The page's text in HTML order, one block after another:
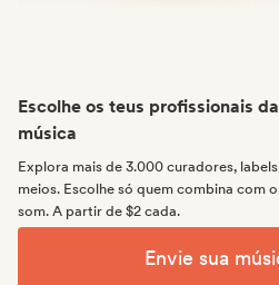
Escolhe os teus profissionais da
música
Explora mais de 3.000 curadores,
meios. Escolhe só quem combina com
som. A partir de $2 cada.
Envie sua